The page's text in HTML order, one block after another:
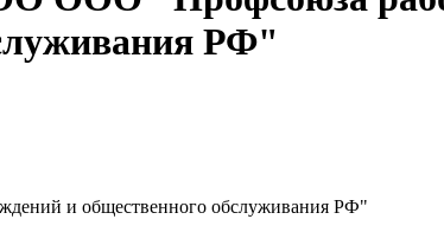
РФ"
и общественного обслуживания РФ"